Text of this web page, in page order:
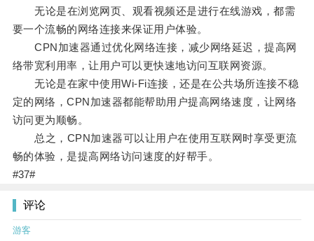
无论是在浏览网页、观看视频还是进行在线游戏，都需
要一个流畅的网络连接来保证用户体验。
CPN加速器通过优化网络连接，减少网络延迟，提高网
络带宽利用率，让用户可以更快速地访问互联网资源。
无论是在家中使用Wi-Fi连接，还是在公共场所连接不稳
定的网络，CPN加速器都能帮助用户提高网络速度，让网络
访问更为顺畅。
总之，CPN加速器可以让用户在使用互联网时享受更流
畅的体验，是提高网络访问速度的好帮手。
#37#
评论
游客